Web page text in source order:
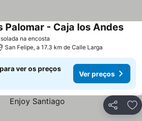
na encosta
Palomar - Caja los Andes
San Felipe, a 17.3 km de Calle Larga
ver os preços
Ver preços
Partilhar